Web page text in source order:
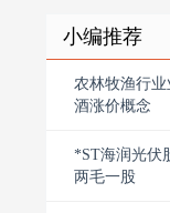
小编推荐
农林牧渔行
酒涨价概念
*ST海润光伏
两毛一股